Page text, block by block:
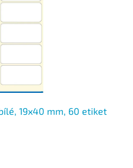
19x40 mm, 60 etiket